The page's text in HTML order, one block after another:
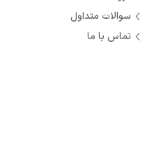
سوالات متداول
تماس با ما